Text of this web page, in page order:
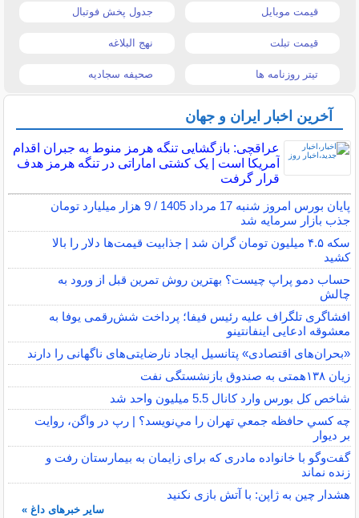
قیمت موبایل جدول پخش فوتبال
قیمت تبلت نهج البلاغه
تیتر روزنامه ها صحیفه سجادیه
آخرین اخبار ایران و جهان
عراقچی: بازگشایی تنگه هرمز منوط به جبران اقدام
آمریکا است | یک کشتی اماراتی در تنگه هرمز هدف
قرار گرفت
پایان بورس امروز شنبه 17 مرداد 1405 / 9 هزار میلیارد تومان
جذب بازار سرمایه شد
سکه ۴.۵ میلیون تومان گران شد | جذابیت قیمت‌ها دلار را بالا
کشید
حساب دمو پراپ چیست؟ بهترین روش تمرین قبل از ورود به
چالش
افشاگری تلگراف علیه رئیس فیفا؛ پرداخت شش‌رقمی یوفا به
معشوقه ادعایی اینفانتینو
«بحران‌های اقتصادی» پتانسیل ایجاد نارضایتی‌های ناگهانی را دارند
زیان ۱۳۸همتی به صندوق بازنشستگی نفت
شاخص کل بورس وارد کانال 5.5 میلیون واحد شد
چه كسي حافظه جمعي تهران را مي‌نويسد؟ | رپ در واگن، روايت
بر ديوار
گفت‌وگو با خانواده مادری که برای زایمان به بیمارستان رفت و
زنده نماند
هشدار چین به ژاپن: با آتش بازی نکنید
سایر خبرهای داغ »